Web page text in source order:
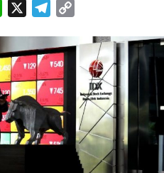
WhatsApp Telegram